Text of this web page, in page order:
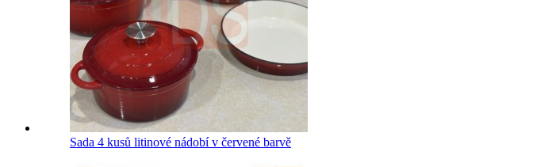
Sada 4 kusů litinové nádobí v červené barvě